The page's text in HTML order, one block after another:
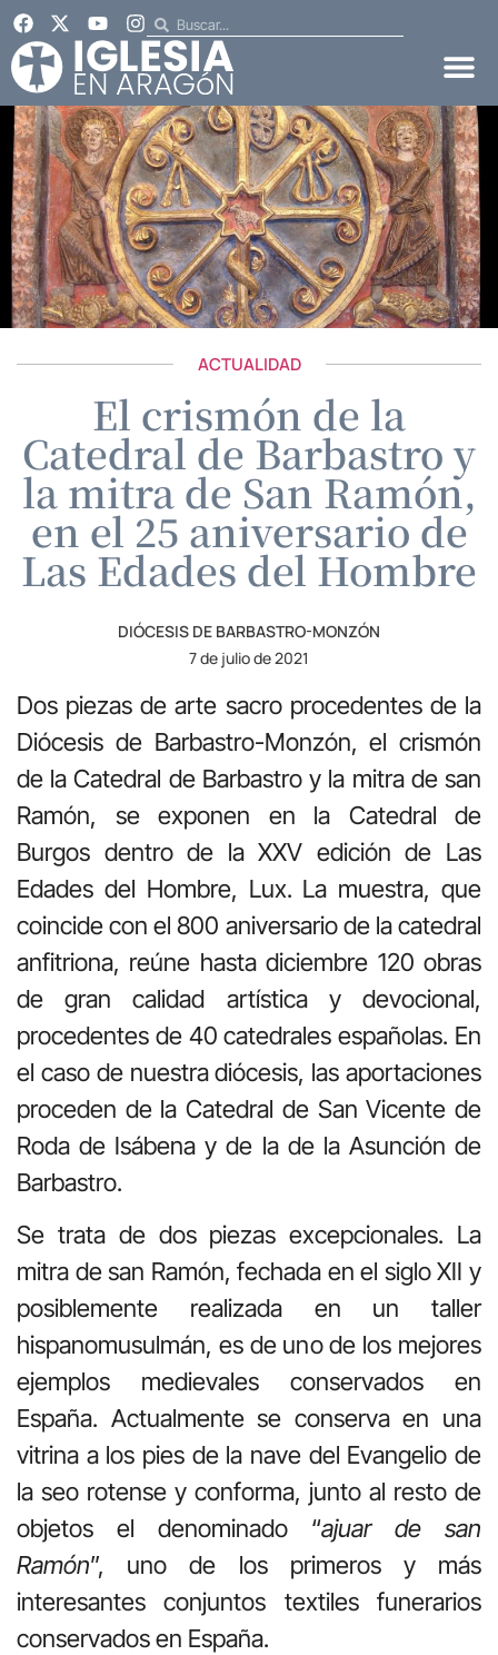
ACTUALIDAD
El crismón de la
Catedral de Barbastro y
la mitra de San Ramón,
en el 25 aniversario de
Las Edades del Hombre
DIÓCESIS DE BARBASTRO-MONZÓN
7 de julio de 2021
Dos piezas de arte sacro procedentes de la
Diócesis de Barbastro-Monzón, el crismón
de la Catedral de Barbastro y la mitra de san
Ramón, se exponen en la Catedral de
Burgos dentro de la XXV edición de Las
Edades del Hombre, Lux. La muestra, que
coincide con el 800 aniversario de la catedral
anfitriona, reúne hasta diciembre 120 obras
de gran calidad artística y devocional,
procedentes de 40 catedrales españolas. En
el caso de nuestra diócesis, las aportaciones
proceden de la Catedral de San Vicente de
Roda de Isábena y de la de la Asunción de
Barbastro.
Se trata de dos piezas excepcionales. La
mitra de san Ramón, fechada en el siglo XII y
posiblemente realizada en un taller
hispanomusulmán, es de uno de los mejores
ejemplos medievales conservados en
España. Actualmente se conserva en una
vitrina a los pies de la nave del Evangelio de
la seo rotense y conforma, junto al resto de
objetos el denominado “ajuar de san
Ramón”, uno de los primeros y más
interesantes conjuntos textiles funerarios
conservados en España.